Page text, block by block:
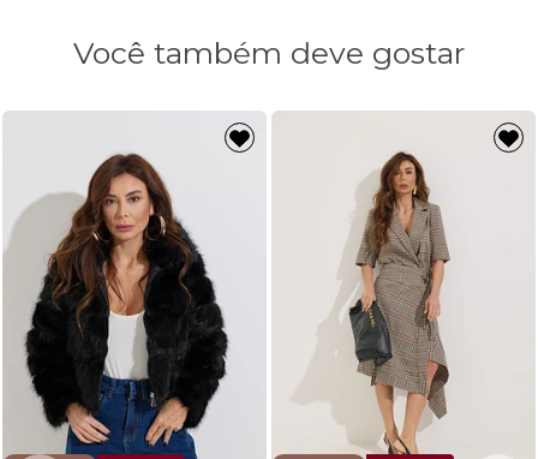
Você também deve gostar